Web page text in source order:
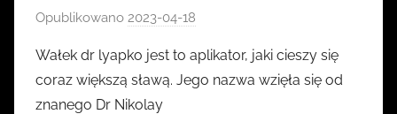
Opublikowano 2023-04-18
z
e
Wałek dr lyapko jest to aplikator, jaki cieszy się
coraz większą sławą. Jego nazwa wzięła się od
znanego Dr Nikolay